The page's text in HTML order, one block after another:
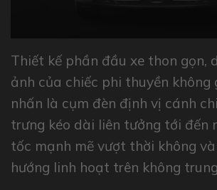
Thiết kế phần đầu xe thon gọn,
ảnh của chiếc phi thuyền không
nhấn là cụm đèn định vị cánh
trưng kéo dài liên tưởng tới đến
tốc mạnh mẽ vượt thời không
hướng linh hoạt trên không